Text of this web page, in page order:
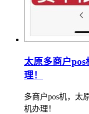
太原多商户
理！
多商户pos机，太
机办理！